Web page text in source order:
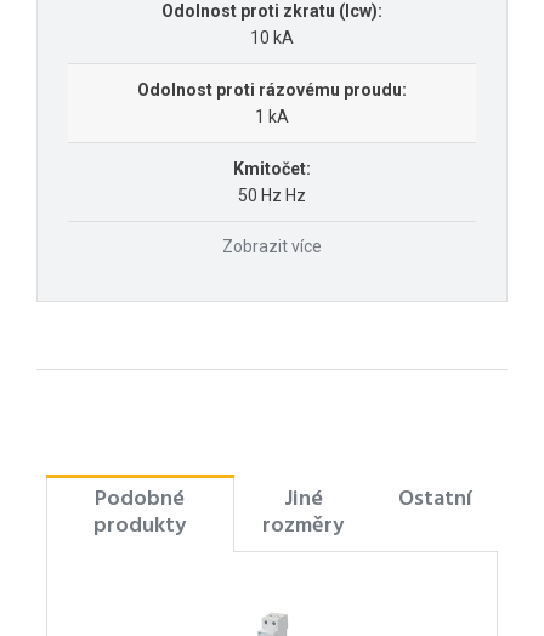
Odolnost proti zkratu (Icw):
10 kA
Odolnost proti rázovému proudu:
1 kA
Kmitočet:
50 Hz Hz
Zobrazit více
Podobné
produkty
Jiné
rozměry
Ostatní